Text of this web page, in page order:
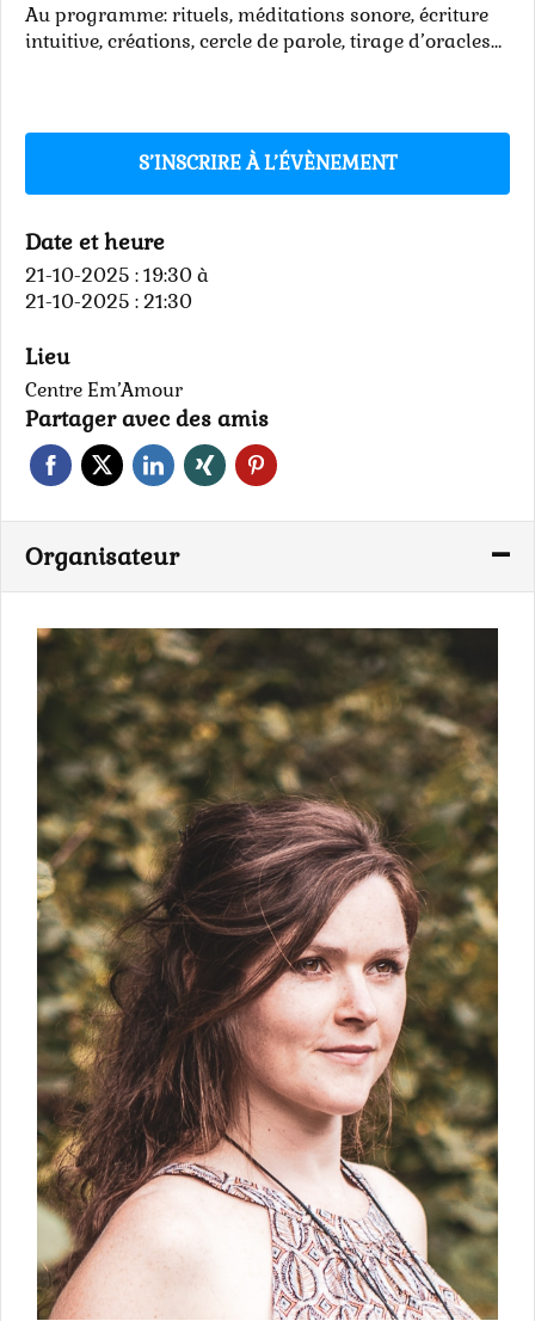
Au programme: rituels, méditations sonore, écriture
intuitive, créations, cercle de parole, tirage d’oracles…
S’INSCRIRE À L’ÉVÈNEMENT
Date et heure
21-10-2025 : 19:30à
21-10-2025 : 21:30
Lieu
Centre Em’Amour
Partager avec des amis
Organisateur